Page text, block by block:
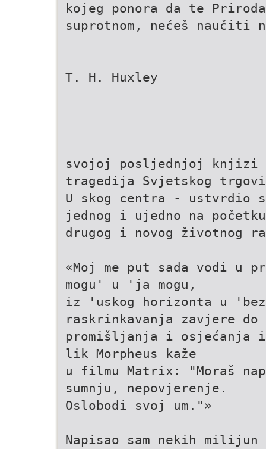
kojeg ponora da te
suprotnom, nećeš naučiti
T. H. Huxley
svojoj posljednjoj knjizi
tragedija Svjetskog
U skog centra - ustvrdio
jednog i ujedno na početku
drugog i novog životnog
«Moj me put sada vodi u
mogu' u 'ja mogu,
iz 'uskog horizonta u
raskrinkavanja zavjere do
promišljanja i osjećanja
lik Morpheus kaže
u filmu Matrix: "Moraš
sumnju, nepovjerenje.
Oslobodi svoj um."»
Napisao sam nekih